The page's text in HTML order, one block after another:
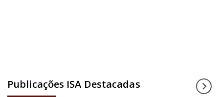
Publicações ISA Destacadas